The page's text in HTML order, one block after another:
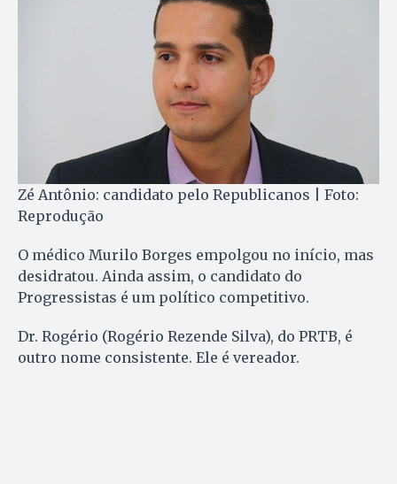
Zé Antônio: candidato pelo Republicanos | Foto:
Reprodução
O médico Murilo Borges empolgou no início, mas
desidratou. Ainda assim, o candidato do
Progressistas é um político competitivo.
Dr. Rogério (Rogério Rezende Silva), do PRTB, é
outro nome consistente. Ele é vereador.